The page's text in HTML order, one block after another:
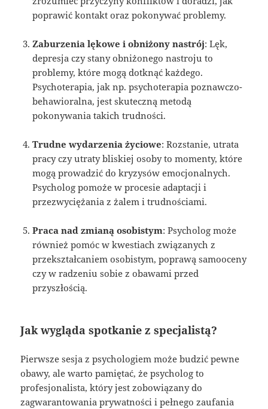
poprawić kontakt oraz pokonywać problemy.
Zaburzenia lękowe i obniżony nastrój: Lęk,
depresja czy stany obniżonego nastroju to
problemy, które mogą dotknąć każdego.
Psychoterapia, jak np. psychoterapia poznawczo-
behawioralna, jest skuteczną metodą
pokonywania takich trudności.
Trudne wydarzenia życiowe: Rozstanie, utrata
pracy czy utraty bliskiej osoby to momenty, które
mogą prowadzić do kryzysów emocjonalnych.
Psycholog pomoże w procesie adaptacji i
przezwyciężania z żalem i trudnościami.
Praca nad zmianą osobistym: Psycholog może
również pomóc w kwestiach związanych z
przekształcaniem osobistym, poprawą samooceny
czy w radzeniu sobie z obawami przed
przyszłością.
Jak wygląda spotkanie z specjalistą?
Pierwsze sesja z psychologiem może budzić pewne
obawy, ale warto pamiętać, że psycholog to
profesjonalista, który jest zobowiązany do
zagwarantowania prywatności i pełnego zaufania